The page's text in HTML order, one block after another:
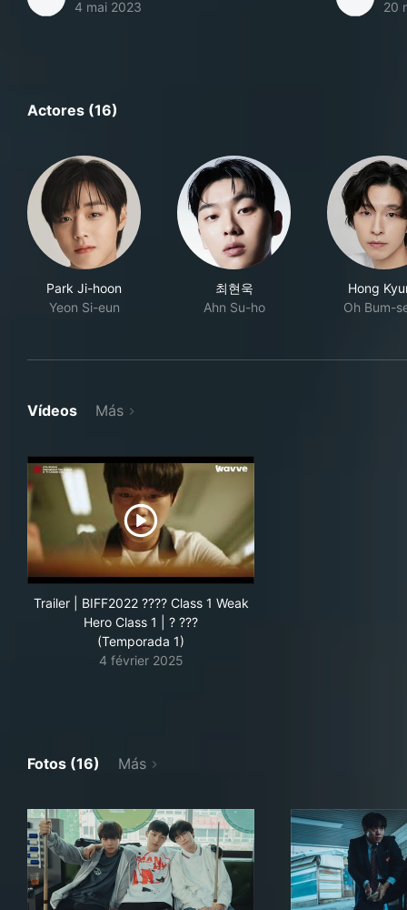
4 mai 2023
20
Actores (16)
Park Ji-hoon
Yeon Si-eun
최현욱
Ahn Su-ho
Hong
Oh Bum-
Vídeos Más
Trailer | BIFF2022 ???? Class 1 Weak
Hero Class 1 | ? ???
(Temporada 1)
4 février 2025
Fotos (16) Más